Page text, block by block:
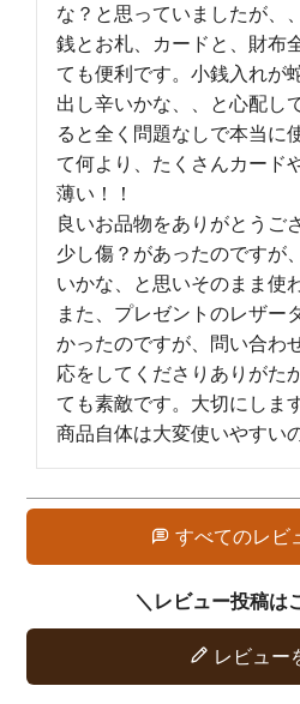
な？と思っていましたが、
銭とお札、カードと、財布
ても便利です。小銭入れが
出し辛いかな、、と心配し
ると全く問題なしで本当に
て何より、たくさんカード
薄い！！
良いお品物をありがとうご
少し傷？があったのですが
いかな、と思いそのまま使
また、プレゼントのレザー
かったのですが、問い合わ
応をしてくださりありがた
ても素敵です。大切にします
商品自体は大変使いやすい
すべてのレビ
レビュー